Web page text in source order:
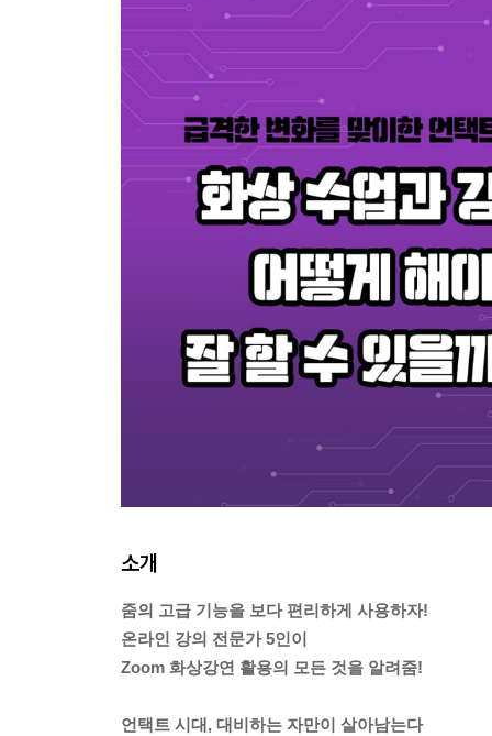
소개
줌의 고급 기능을 보다 편리하게 사용하자!
온라인 강의 전문가 5인이
Zoom 화상강연 활용의 모든 것을 알려줌!
언택트 시대, 대비하는 자만이 살아남는다